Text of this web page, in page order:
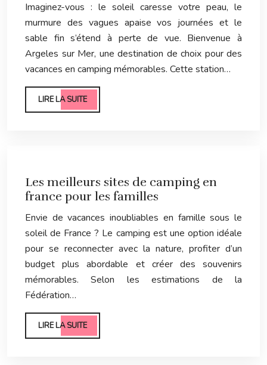
Imaginez-vous : le soleil caresse votre peau, le
murmure des vagues apaise vos journées et le
sable fin s’étend à perte de vue. Bienvenue à
Argeles sur Mer, une destination de choix pour des
vacances en camping mémorables. Cette station…
LIRE LA SUITE
Les meilleurs sites de camping en
france pour les familles
Envie de vacances inoubliables en famille sous le
soleil de France ? Le camping est une option idéale
pour se reconnecter avec la nature, profiter d’un
budget plus abordable et créer des souvenirs
mémorables. Selon les estimations de la
Fédération…
LIRE LA SUITE